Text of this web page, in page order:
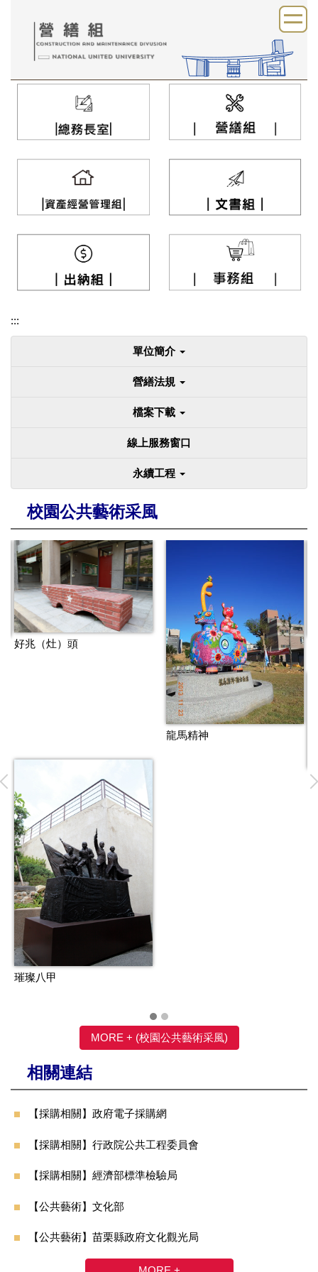
:::
單位簡介
營繕法規
檔案下載
線上服務窗口
永續工程
校園公共藝術采風
好兆（灶）頭
龍馬精神
璀璨八甲
MORE + (校園公共藝術采風)
相關連結
【採購相關】政府電子採購網
【採購相關】行政院公共工程委員會
【採購相關】經濟部標準檢驗局
【公共藝術】文化部
【公共藝術】苗栗縣政府文化觀光局